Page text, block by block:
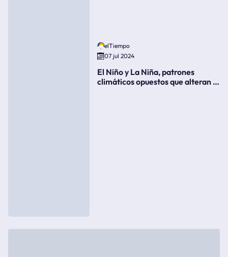
elTiempo
07 jul 2024
El Niño y La Niña, patrones
climáticos opuestos que alteran la